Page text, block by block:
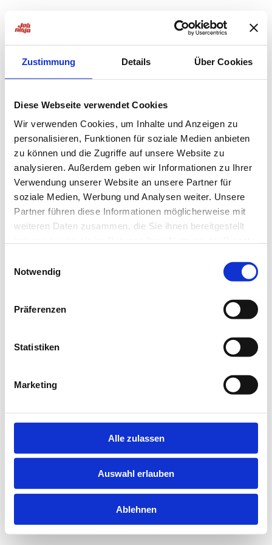
Zustimmung Details Über Cookies
Diese Webseite verwendet Cookies
Wir verwenden Cookies, um Inhalte und Anzeigen zu
personalisieren, Funktionen für soziale Medien anbieten
zu können und die Zugriffe auf unsere Website zu
analysieren. Außerdem geben wir Informationen zu Ihrer
Verwendung unserer Website an unsere Partner für
soziale Medien, Werbung und Analysen weiter. Unsere
Partner führen diese Informationen möglicherweise mit
weiteren Daten zusammen, die Sie ihnen bereitgestellt
Notwendig
Präferenzen
Statistiken
Marketing
Alle zulassen
Auswahl erlauben
Ablehnen
loadingjobninja.com
for more